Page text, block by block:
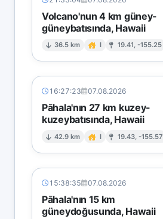
Volcano'nun 4 km güney-
güneybatısında, Hawaii
36.5 km I 19.41, -155.25
16:27:23 07.08.2026
Pāhala'nın 27 km kuzey-
kuzeybatısında, Hawaii
42.9 km I 19.43, -155.57
15:38:35 07.08.2026
Pāhala'nın 15 km
güneydoğusunda, Hawaii